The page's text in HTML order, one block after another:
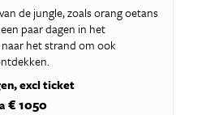
de jungle, zoals orang oetans
paar dagen in het
het strand om ook
excl ticket
€ 1050